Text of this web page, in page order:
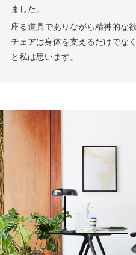
ました。
座る道具でありながら精神的な
チェアは身体を支えるだけでな
と私は思います。